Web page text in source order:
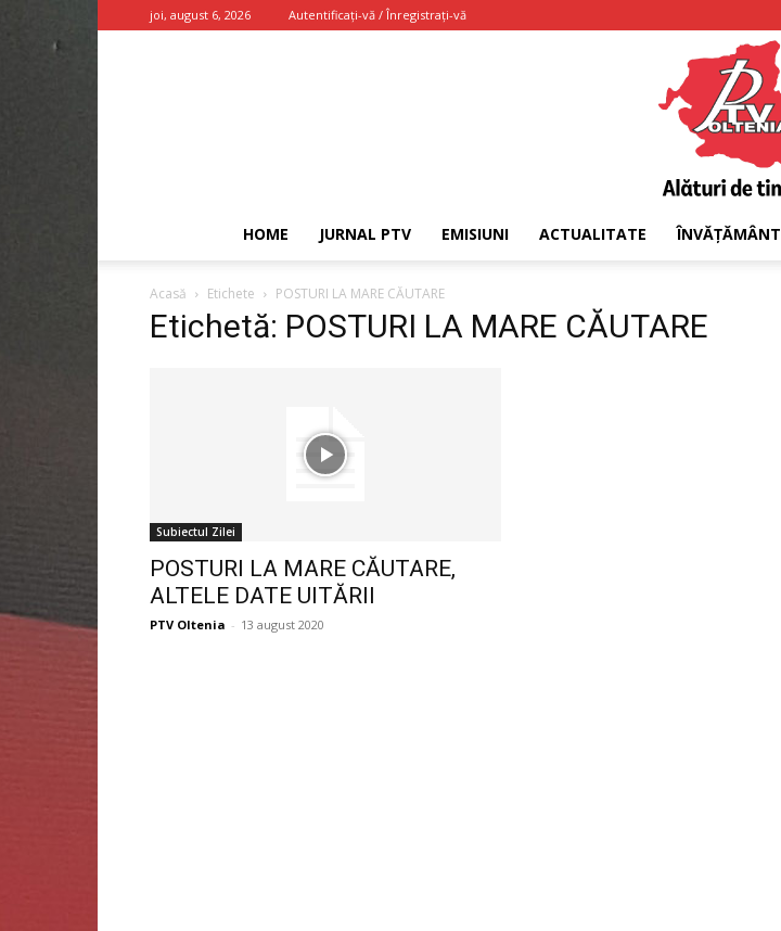
joi, august 6, 2026 Autentificați-vă / Înregistrați-vă
HOME JURNAL PTV EMISIUNI ACTUALITATE ÎNVĂȚĂMÂNT
Acasă Etichete POSTURI LA MARE CĂUTARE
Etichetă: POSTURI LA MARE CĂUTARE
Subiectul Zilei
POSTURI LA MARE CĂUTARE,
ALTELE DATE UITĂRII
PTV Oltenia - 13 august 2020